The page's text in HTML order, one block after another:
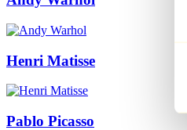
Henri Matisse
Pablo Picasso